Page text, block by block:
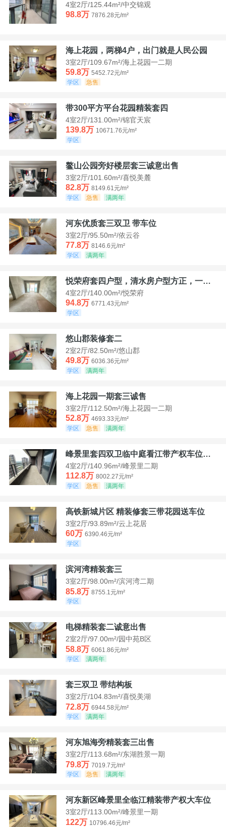
4室2厅/125.44m²/中交锦观
98.8万 7876.28元/m²
海上花园，两梯4户，出门就是人民公园
3室2厅/109.67m²/海上花园一二期
59.8万 5452.72元/m²
学区
急售
带300平方平台花园精装套四
4室2厅/131.00m²/锦官天宸
139.8万 10671.76元/m²
学区
鳌山公园旁好楼层套三诚意出售
3室2厅/101.60m²/喜悦美麓
82.8万 8149.61元/m²
学区
急售 满两年
河东优质套三双卫 带车位
3室2厅/95.50m²/依云谷
77.8万 8146.6元/m²
学区
满两年
悦荣府套四户型，清水房户型方正，一口价94，8
4室2厅/140.00m²/悦荣府
94.8万 6771.43元/m²
学区
悠山郡装修套二
2室2厅/82.50m²/悠山郡
49.8万 6036.36元/m²
学区
满两年
海上花园一期套三诚售
3室2厅/112.50m²/海上花园一二期
52.8万 4693.33元/m²
学区
急售 满两年
峰景里套四双卫临中庭看江带产权车位诚售
4室2厅/140.96m²/峰景里二期
112.8万 8002.27元/m²
学区
急售 满两年
高铁新城片区 精装修套三带花园送车位
3室2厅/93.89m²/云上花居
60万 6390.46元/m²
学区
滨河湾精装套三
3室2厅/98.00m²/滨河湾二期
85.8万 8755.1元/m²
学区
电梯精装套二诚意出售
2室2厅/97.00m²/园中苑B区
58.8万 6061.86元/m²
学区
满两年
套三双卫 带结构板
3室2厅/104.83m²/喜悦美湖
72.8万 6944.58元/m²
学区
满两年
河东旭海旁精装套三出售
3室2厅/113.68m²/东湖胜景一期
79.8万 7019.7元/m²
学区
急售 满两年
河东新区峰景里全临江精装带产权大车位
3室2厅/113.00m²/峰景里一期
122万 10796.46元/m²